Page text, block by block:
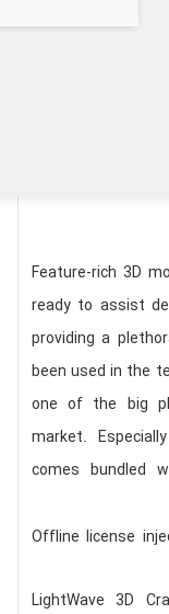
Feature-rich 3D
ready to assist
providing a
been used in the
one of the big
market.
comes bundled
Offline license
LightWave 3D